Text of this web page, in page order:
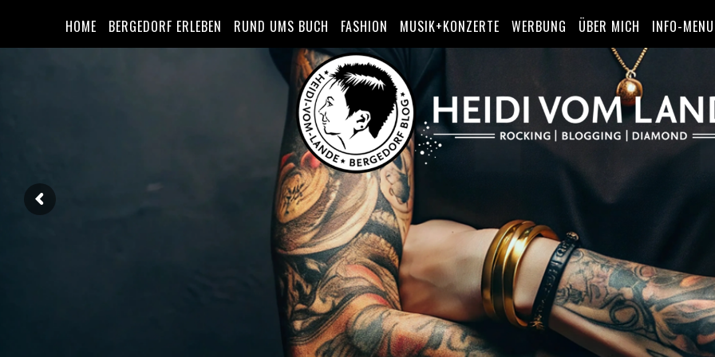
HOME BERGEDORF ERLEBEN RUND UMS BUCH FASHION MUSIK+KONZERTE WERBUNG ÜBER MICH INFO-